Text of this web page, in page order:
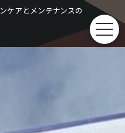
ケアとメンテナンスの